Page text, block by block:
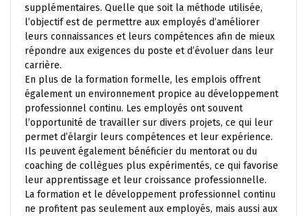
supplémentaires. Quelle que soit la méthode utilisée,
l’objectif est de permettre aux employés d’améliorer
leurs connaissances et leurs compétences afin de mieux
répondre aux exigences du poste et d’évoluer dans leur
carrière.
En plus de la formation formelle, les emplois offrent
également un environnement propice au développement
professionnel continu. Les employés ont souvent
l’opportunité de travailler sur divers projets, ce qui leur
permet d’élargir leurs compétences et leur expérience.
Ils peuvent également bénéficier du mentorat ou du
coaching de collègues plus expérimentés, ce qui favorise
leur apprentissage et leur croissance professionnelle.
La formation et le développement professionnel continu
ne profitent pas seulement aux employés, mais aussi aux